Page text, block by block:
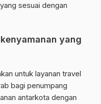
sesuai dengan
yang
untuk layanan travel
bagi penumpang
antarkota dengan